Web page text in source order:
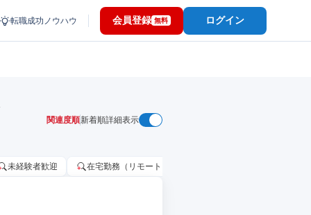
転職成功ノウハウ 会員登録 無料 ログイン
関連度順新着順詳細表示
未経験者歓迎 在宅勤務（リモートワーク）OK